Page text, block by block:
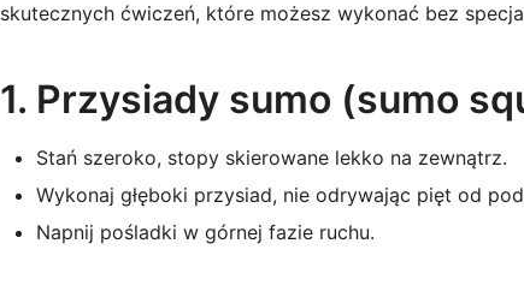
skutecznych ćwiczeń, które możesz wykonać bez
1. Przysiady sumo (sumo
Stań szeroko, stopy skierowane lekko na zewnątrz.
Wykonaj głęboki przysiad, nie odrywając pięt od
Napnij pośladki w górnej fazie ruchu.